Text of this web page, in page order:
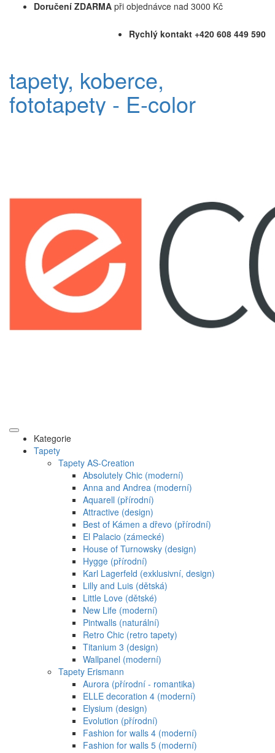
Doručení ZDARMA při objednávce nad 3000 Kč
Rychlý kontakt +420 608 449 590
tapety, koberce,
fototapety - E-color
Kategorie
Tapety
Tapety AS-Creation
Absolutely Chic (moderní)
Anna and Andrea (moderní)
Aquarell (přírodní)
Attractive (design)
Best of Kámen a dřevo (přírodní)
El Palacio (zámecké)
House of Turnowsky (design)
Hygge (přírodní)
Karl Lagerfeld (exklusivní, design)
Lilly and Luis (dětská)
Little Love (dětské)
New Life (moderní)
Pintwalls (naturální)
Retro Chic (retro tapety)
Titanium 3 (design)
Wallpanel (moderní)
Tapety Erismann
Aurora (přírodní - romantika)
ELLE decoration 4 (moderní)
Elysium (design)
Evolution (přírodní)
Fashion for walls 4 (moderní)
Fashion for walls 5 (moderní)